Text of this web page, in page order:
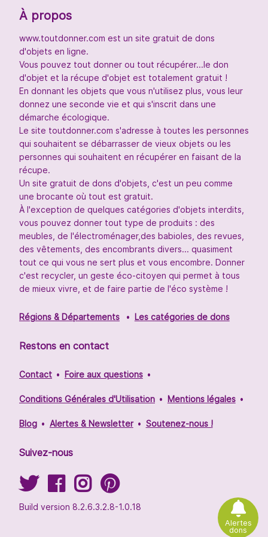
Alertes
dons
À propos
www.toutdonner.com est un site gratuit de dons
d'objets en ligne.
Vous pouvez tout donner ou tout récupérer...le don
d'objet et la récupe d'objet est totalement gratuit !
En donnant les objets que vous n'utilisez plus, vous leur
donnez une seconde vie et qui s'inscrit dans une
démarche écologique.
Le site toutdonner.com s'adresse à toutes les personnes
qui souhaitent se débarrasser de vieux objets ou les
personnes qui souhaitent en récupérer en faisant de la
récupe.
Un site gratuit de dons d'objets, c'est un peu comme
une brocante où tout est gratuit.
À l'exception de quelques catégories d'objets interdits,
vous pouvez donner tout type de produits : des
meubles, de l'électroménager,des babioles, des revues,
des vêtements, des encombrants divers... quasiment
tout ce qui vous ne sert plus et vous encombre. Donner
c'est recycler, un geste éco-citoyen qui permet à tous
de mieux vivre, et de faire partie de l'éco système !
Régions & Départements Les catégories de dons
Restons en contact
Contact Foire aux questions
Conditions Générales d'Utilisation Mentions légales
Blog Alertes & Newsletter Soutenez-nous !
Suivez-nous
Build version 8.2.6.3.2.8-1.0.18